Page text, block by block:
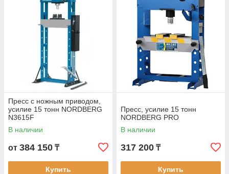
Пресс с ножным приводом,
усилие 15 тонн NORDBERG
N3615F
В наличии
от 384 150 ₸
Купить
Пресс, усилие 15 тонн
NORDBERG PRO
В наличии
317 200 ₸
Купить